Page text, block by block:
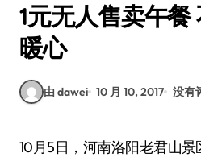
1元无人售卖午
暖心
由 dawei 10 月 10, 2017 没有
10月5日，河南洛阳老君山景区推出“一元无人售卖